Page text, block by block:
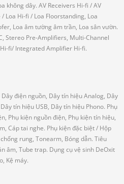
không dây. AV Receivers Hi-fi / AV
/ Loa Hi-fi / Loa Floorstanding, Loa
Loa âm tường âm trần, Loa sân vườn.
Stereo Pre-Amplifiers, Multi-Channel
fi/ Integrated Amplifier Hi-fi.
điện nguồn, Dây tín hiệu Analog, Dây
tín hiệu USB, Dây tín hiệu Phono. Phụ
Phụ kiện nguồn điện, Phụ kiện tín hiệu,
Cáp tai nghe. Phụ kiện đặc biệt/ Hộp
rung, Tonearm, Bóng dẫn. Tiêu
âm, Tube trap. Dụng cụ vệ sinh DeOxit
Kệ máy.